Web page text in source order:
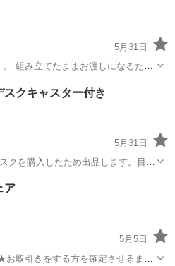
5月31日
組み立てたままお渡しになるため
いただける方でお願いします
テーブル デスク
スクキャスター付き
5月31日
クを購入したため出品します。目立
処分予定
ア
5月5日